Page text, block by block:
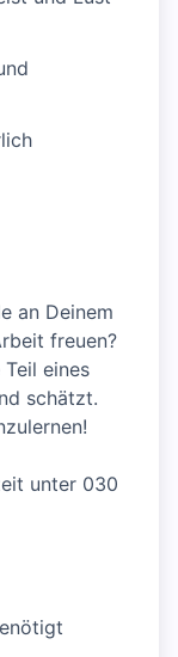
an Deinem
freuen?
eines
schätzt.
unter 030